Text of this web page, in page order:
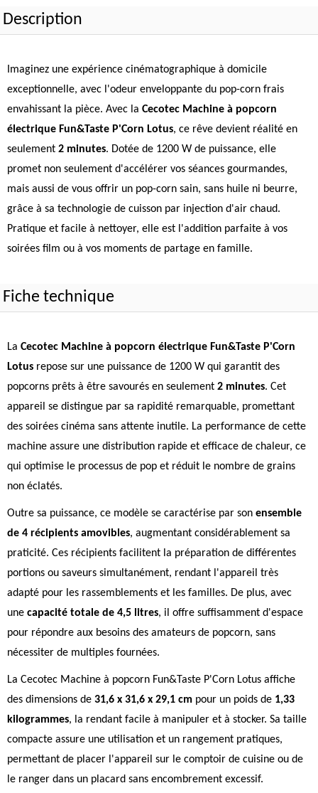
Description
Imaginez une expérience cinématographique à domicile
exceptionnelle, avec l'odeur enveloppante du pop-corn frais
envahissant la pièce. Avec la Cecotec Machine à popcorn
électrique Fun&Taste P'Corn Lotus, ce rêve devient réalité en
seulement 2 minutes. Dotée de 1200 W de puissance, elle
promet non seulement d'accélérer vos séances gourmandes,
mais aussi de vous offrir un pop-corn sain, sans huile ni beurre,
grâce à sa technologie de cuisson par injection d'air chaud.
Pratique et facile à nettoyer, elle est l'addition parfaite à vos
soirées film ou à vos moments de partage en famille.
Fiche technique
La Cecotec Machine à popcorn électrique Fun&Taste P'Corn
Lotus repose sur une puissance de 1200 W qui garantit des
popcorns prêts à être savourés en seulement 2 minutes. Cet
appareil se distingue par sa rapidité remarquable, promettant
des soirées cinéma sans attente inutile. La performance de cette
machine assure une distribution rapide et efficace de chaleur, ce
qui optimise le processus de pop et réduit le nombre de grains
non éclatés.
Outre sa puissance, ce modèle se caractérise par son ensemble
de 4 récipients amovibles, augmentant considérablement sa
praticité. Ces récipients facilitent la préparation de différentes
portions ou saveurs simultanément, rendant l'appareil très
adapté pour les rassemblements et les familles. De plus, avec
une capacité totale de 4,5 litres, il offre suffisamment d'espace
pour répondre aux besoins des amateurs de popcorn, sans
nécessiter de multiples fournées.
La Cecotec Machine à popcorn Fun&Taste P'Corn Lotus affiche
des dimensions de 31,6 x 31,6 x 29,1 cm pour un poids de 1,33
kilogrammes, la rendant facile à manipuler et à stocker. Sa taille
compacte assure une utilisation et un rangement pratiques,
permettant de placer l'appareil sur le comptoir de cuisine ou de
le ranger dans un placard sans encombrement excessif.